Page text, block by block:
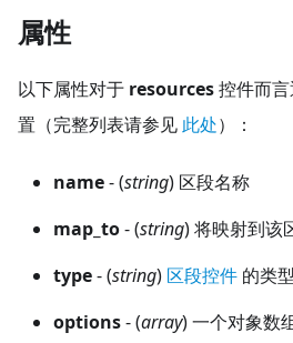
属性
以下属性对于 resources控件而
置（完整列表请参见 此处）：
name- (string) 区段名称
map_to- (string) 将映射到该
type- (string) 区段控件 的类型
options- (array) 一个对象数